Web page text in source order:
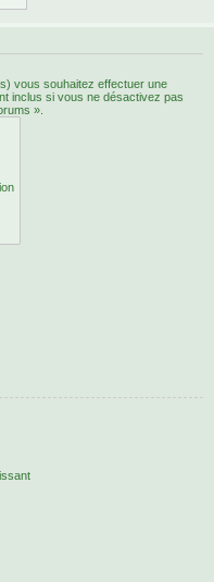
vous souhaitez effectuer une
inclus si vous ne désactivez pas
».